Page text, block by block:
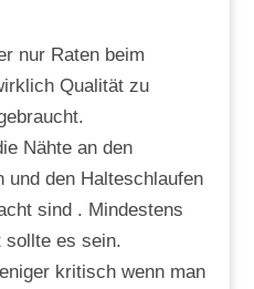
nur Raten beim
Qualität zu
Nähte an den
und den Halteschlaufen
sind . Mindestens
sollte es sein.
kritisch wenn man